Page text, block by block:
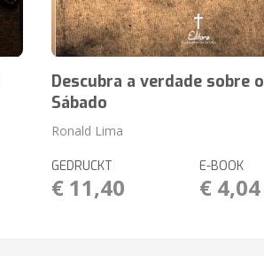
Descubra a verdade sobre o
Sábado
Ronald Lima
GEDRUCKT
€ 11,40
E-BOOK
€ 4,04